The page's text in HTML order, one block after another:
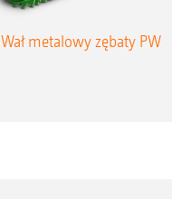
Wał metalowy zębaty PW